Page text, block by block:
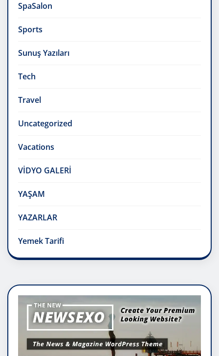
SpaSalon
Sports
Sunuş Yazıları
Tech
Travel
Uncategorized
Vacations
VİDYO GALERİ
YAŞAM
YAZARLAR
Yemek Tarifi